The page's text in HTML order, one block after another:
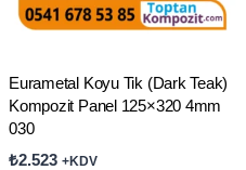
Eurametal Koyu Tik (Dark Teak)
Kompozit Panel 125×320 4mm
030
₺2.523 +KDV